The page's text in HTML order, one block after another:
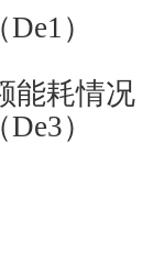
De1 ）
能耗情况
De3）